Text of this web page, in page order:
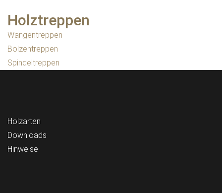
Holztreppen
Wangentreppen
Bolzentreppen
Spindeltreppen
Holzarten
Downloads
Hinweise